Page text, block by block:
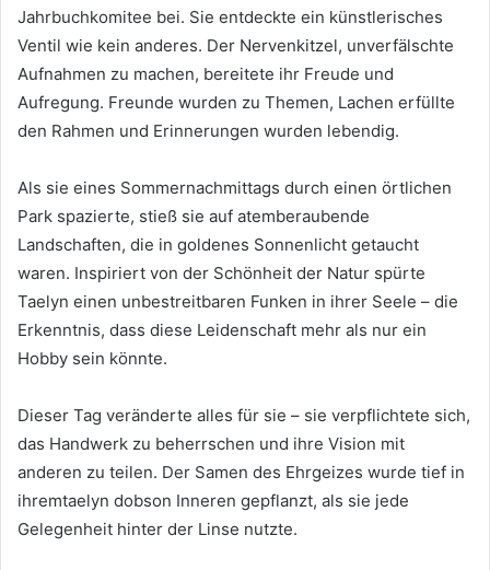
Jahrbuchkomitee bei. Sie entdeckte ein künstlerisches
Ventil wie kein anderes. Der Nervenkitzel, unverfälschte
Aufnahmen zu machen, bereitete ihr Freude und
Aufregung. Freunde wurden zu Themen, Lachen erfüllte
den Rahmen und Erinnerungen wurden lebendig.
Als sie eines Sommernachmittags durch einen örtlichen
Park spazierte, stieß sie auf atemberaubende
Landschaften, die in goldenes Sonnenlicht getaucht
waren. Inspiriert von der Schönheit der Natur spürte
Taelyn einen unbestreitbaren Funken in ihrer Seele – die
Erkenntnis, dass diese Leidenschaft mehr als nur ein
Hobby sein könnte.
Dieser Tag veränderte alles für sie – sie verpflichtete sich,
das Handwerk zu beherrschen und ihre Vision mit
anderen zu teilen. Der Samen des Ehrgeizes wurde tief in
ihremtaelyn dobson Inneren gepflanzt, als sie jede
Gelegenheit hinter der Linse nutzte.